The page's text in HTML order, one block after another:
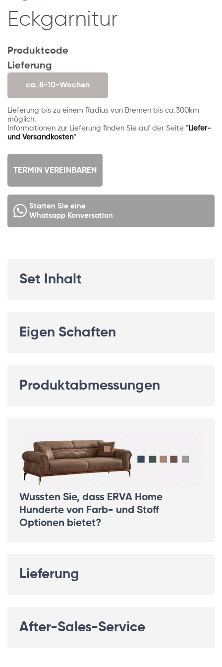
Eckgarnitur
Produktcode
Lieferung
ca. 8-10-Wochen
Lieferung bis zu einem Radius von Bremen bis ca.300km
möglich.
Informationen zur Lieferung finden Sie auf der Seite " Liefer-
und Versandkosten“
TERMIN VEREINBAREN
Starten Sie eine
Whatsapp Konversation
Set Inhalt
Eigen Schaften
Produktabmessungen
Wussten Sie, dass ERVA Home
Hunderte von Farb- und Stoff
Optionen bietet?
Lieferung
After-Sales-Service